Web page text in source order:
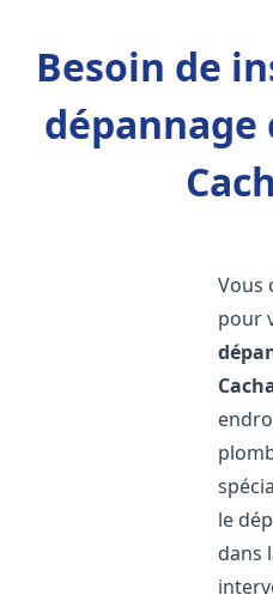
Besoin de
dépannage
Vous
pour
le
dans